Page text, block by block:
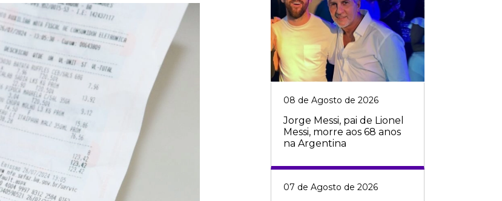
08 de Agosto de 2026
Jorge Messi, pai de Lionel
Messi, morre aos 68 anos
na Argentina
07 de Agosto de 2026